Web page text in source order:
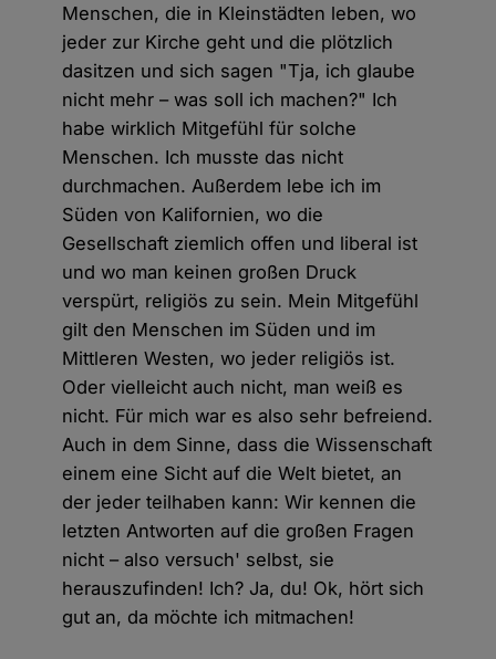
Menschen, die in Kleinstädten leben, wo
jeder zur Kirche geht und die plötzlich
dasitzen und sich sagen "Tja, ich glaube
nicht mehr – was soll ich machen?" Ich
habe wirklich Mitgefühl für solche
Menschen. Ich musste das nicht
durchmachen. Außerdem lebe ich im
Süden von Kalifornien, wo die
Gesellschaft ziemlich offen und liberal ist
und wo man keinen großen Druck
verspürt, religiös zu sein. Mein Mitgefühl
gilt den Menschen im Süden und im
Mittleren Westen, wo jeder religiös ist.
Oder vielleicht auch nicht, man weiß es
nicht. Für mich war es also sehr befreiend.
Auch in dem Sinne, dass die Wissenschaft
einem eine Sicht auf die Welt bietet, an
der jeder teilhaben kann: Wir kennen die
letzten Antworten auf die großen Fragen
nicht – also versuch' selbst, sie
herauszufinden! Ich? Ja, du! Ok, hört sich
gut an, da möchte ich mitmachen!